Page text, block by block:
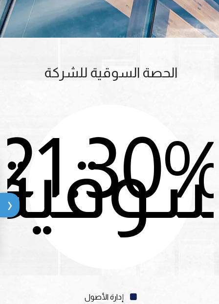
الحصة السوقية للشركة